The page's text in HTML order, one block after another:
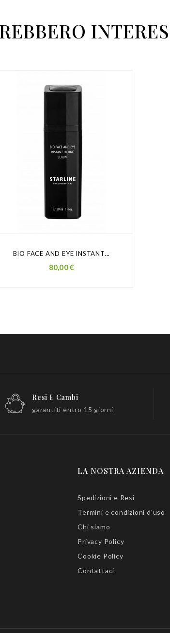
BIO FACE AND EYE INSTANT...
Prezzo
80,00 €
Resi E Cambi
garantiti entro 15 giorni
LA NOSTRA AZIENDA
Spedizioni e Resi
Termini e condizioni d'uso
Chi siamo
Privacy Policy
Cookie Policy
Contattaci